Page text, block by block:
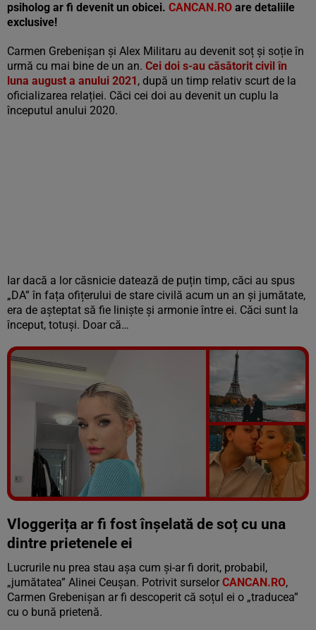
psiholog ar fi devenit un obicei. CANCAN.RO are detaliile
exclusive!
Carmen Grebenișan și Alex Militaru au devenit soț și soție în
urmă cu mai bine de un an. Cei doi s-au căsătorit civil în
luna august a anului 2021, după un timp relativ scurt de la
oficializarea relației. Căci cei doi au devenit un cuplu la
începutul anului 2020.
Iar dacă a lor căsnicie datează de puțin timp, căci au spus
„DA” în fața ofițerului de stare civilă acum un an și jumătate,
era de așteptat să fie liniște și armonie între ei. Căci sunt la
început, totuși. Doar că…
Vezi galeria foto
7 poze
Vloggerița ar fi fost înșelată de soț cu una
dintre prietenele ei
Lucrurile nu prea stau așa cum și-ar fi dorit, probabil,
„jumătatea” Alinei Ceușan. Potrivit surselor CANCAN.RO,
Carmen Grebenișan ar fi descoperit că soțul ei o „traducea”
cu o bună prietenă.